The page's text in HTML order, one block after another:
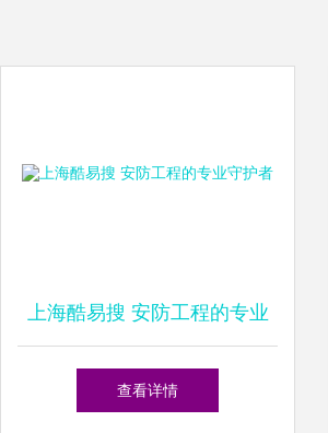
上海酷易搜 安防工程的专业
守护者
查看详情